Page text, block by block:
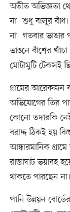
অতীত অভিজ্ঞতা
না। শুধু বালুর
না। গতবার ভাঙার
ভাঙনে বাঁশের
মোটামুটি টেকসই
গ্রামের আরেকজন
অভিযোগের তির
কোনো তদারকি
বরাদ্দ ঠিকই হয়
আন্ধারমানিক
রাস্তাঘাট ভয়াবহ
থাকতে পারছেন না।
পানি উন্নয়ন